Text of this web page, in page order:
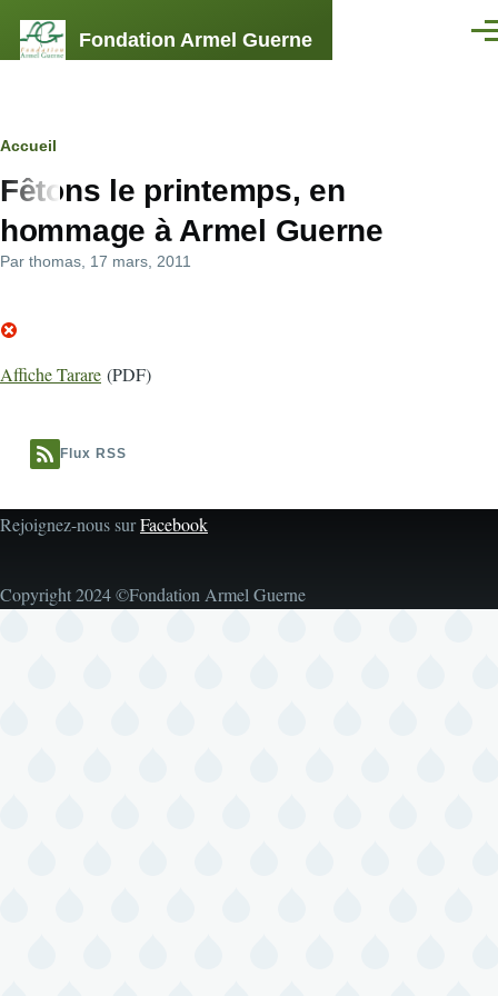
Fondation Armel Guerne
Fil
d'Ariane
Accueil
Fêtons le printemps, en
hommage à Armel Guerne
Par thomas , 17 mars, 2011
Affiche Tarare (PDF)
Flux RSS
Rejoignez-nous surFacebook
Copyright 2024 ©Fondation Armel Guerne